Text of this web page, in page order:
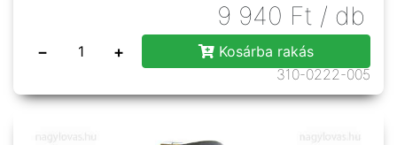
9 940 Ft / db
− +
Kosárba rakás
310-0222-005